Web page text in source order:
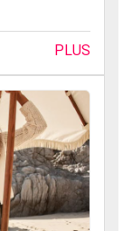
PLUS